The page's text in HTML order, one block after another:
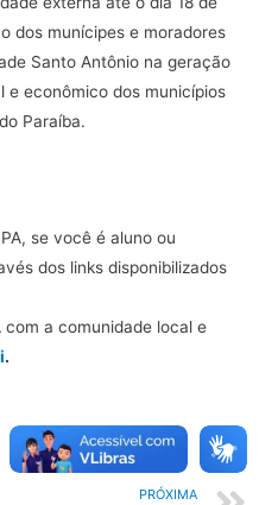
dos munícipes e moradores
Santo Antônio na geração
e econômico dos municípios
Paraíba.
se você é aluno ou
dos links disponibilizados
com a comunidade local e
.
PRÓXIMA